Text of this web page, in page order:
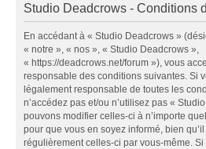
Studio Deadcrows - Conditions
En accédant à « Studio Deadcrows »
« notre », « nos », « Studio Deadcrows »,
« https://deadcrows.net/forum »), vous
responsable des conditions suivantes. Si
légalement responsable de toutes les
n’accédez pas et/ou n’utilisez pas «
pouvons modifier celles-ci à n’importe
pour que vous en soyez informé, bien
régulièrement celles-ci par vous-même. Si